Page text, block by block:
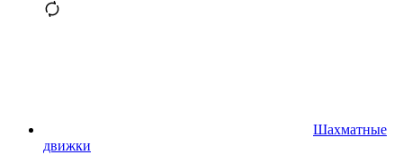
Шахматные
движки